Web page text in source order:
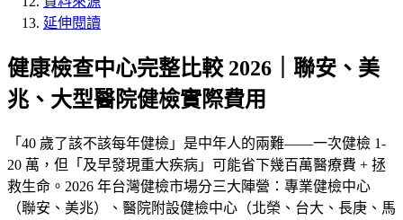
延伸閱讀
健康檢查中心完整比較 2026｜聯安、美
兆、大型醫院健檢實際費用
「 40 歲了該不該每年健檢 」是中年人的兩難——一次健檢 1-
20 萬，但「 及早發現重大疾病 」可能省下幾百萬醫療費 + 拯
救生命。2026 年台灣健檢市場分三大陣營： 專業健檢中心
（聯安、美兆）、 醫院附設健檢中心 （北榮、台大、長庚、馬